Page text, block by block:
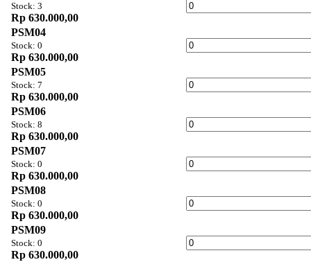
Stock: 3
Rp 630.000,00
PSM04
Stock: 0
Rp 630.000,00
PSM05
Stock: 7
Rp 630.000,00
PSM06
Stock: 8
Rp 630.000,00
PSM07
Stock: 0
Rp 630.000,00
PSM08
Stock: 0
Rp 630.000,00
PSM09
Stock: 0
Rp 630.000,00